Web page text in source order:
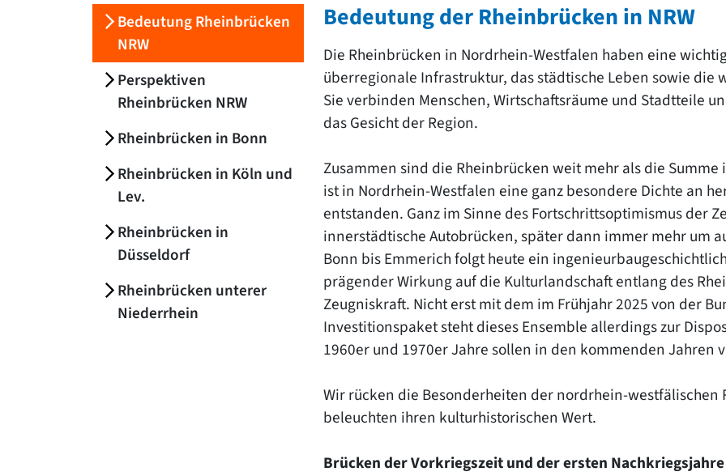
Bedeutung Rheinbrücken
NRW
Perspektiven
Rheinbrücken NRW
Rheinbrücken in Bonn
Rheinbrücken in Köln und
Lev.
Rheinbrücken in
Düsseldorf
Rheinbrücken unterer
Niederrhein
Bedeutung der Rheinbrücken in NRW
Die Rheinbrücken in Nordrhein-Westfalen haben eine
überregionale Infrastruktur, das städtische Leben sowie die
Sie verbinden Menschen, Wirtschaftsräume und Stadtteile
das Gesicht der Region.
Zusammen sind die Rheinbrücken weit mehr als die
ist in Nordrhein-Westfalen eine ganz besondere Dichte an
entstanden. Ganz im Sinne des Fortschrittsoptimismus der
innerstädtische Autobrücken, später dann immer mehr um
Bonn bis Emmerich folgt heute ein
prägender Wirkung auf die Kulturlandschaft entlang des
Zeugniskraft. Nicht erst mit dem im Frühjahr 2025 von der
Investitionspaket steht dieses Ensemble allerdings zur
1960er und 1970er Jahre sollen in den kommenden Jahren
Wir rücken die Besonderheiten der nordrhein-westfälischen
beleuchten ihren kulturhistorischen Wert.
Brücken der Vorkriegszeit und der ersten Nachkriegsjahre